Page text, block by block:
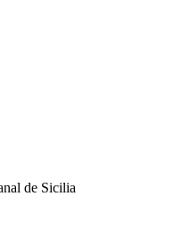
de Sicilia